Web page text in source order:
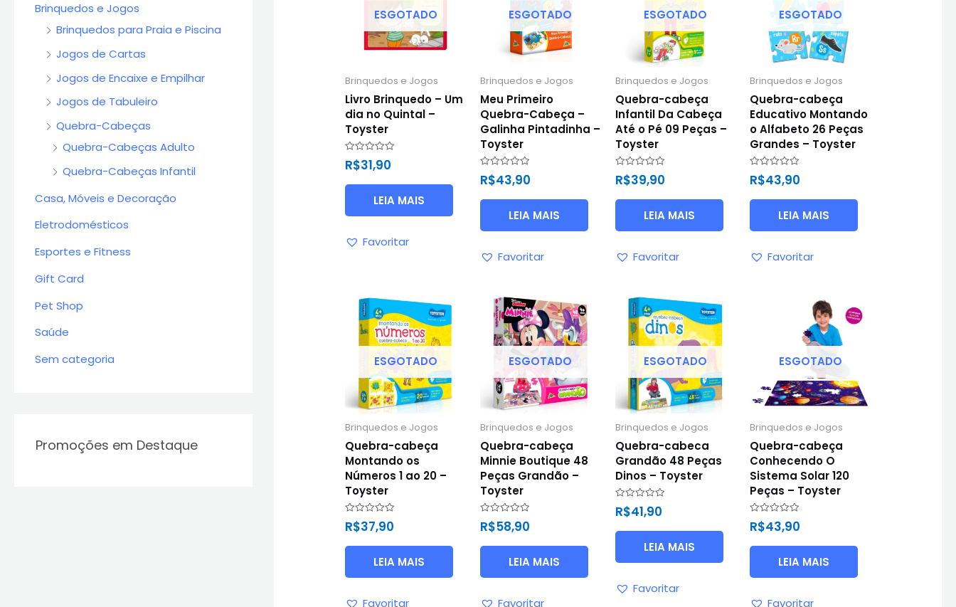
Brinquedos e Jogos
Brinquedos para Praia e Piscina
Jogos de Cartas
Jogos de Encaixe e Empilhar
Jogos de Tabuleiro
Quebra-Cabeças
Quebra-Cabeças Adulto
Quebra-Cabeças Infantil
Casa, Móveis e Decoração
Eletrodomésticos
Esportes e Fitness
Gift Card
Pet Shop
Saúde
Sem categoria
Promoções em Destaque
ESGOTADO
Brinquedos e Jogos
Livro Brinquedo – Um
dia no Quintal –
Toyster
Avaliação
0
5
R$31,90
LEIA MAIS
Favoritar
ESGOTADO
Brinquedos e Jogos
Meu Primeiro
Quebra-Cabeça –
Galinha Pintadinha –
Toyster
Avaliação
0
5
R$43,90
LEIA MAIS
Favoritar
ESGOTADO
Brinquedos e Jogos
Quebra-cabeça
Infantil Da Cabeça
Até o Pé 09 Peças –
Toyster
Avaliação
0
5
R$39,90
LEIA MAIS
Favoritar
ESGOTADO
Brinquedos e Jogos
Quebra-cabeça
Educativo Montando
o Alfabeto 26 Peças
Grandes – Toyster
Avaliação
0
5
R$43,90
LEIA MAIS
Favoritar
ESGOTADO
Brinquedos e Jogos
Quebra-cabeça
Montando os
Números 1 ao 20 –
Toyster
Avaliação
0
5
R$37,90
LEIA MAIS
Favoritar
ESGOTADO
Brinquedos e Jogos
Quebra-cabeça
Minnie Boutique 48
Peças Grandão –
Toyster
Avaliação
0
5
R$58,90
LEIA MAIS
Favoritar
ESGOTADO
Brinquedos e Jogos
Quebra-cabeca
Grandão 48 Peças
Dinos – Toyster
Avaliação
0
5
R$41,90
LEIA MAIS
Favoritar
ESGOTADO
Brinquedos e Jogos
Quebra-cabeça
Conhecendo O
Sistema Solar 120
Peças – Toyster
Avaliação
0
5
R$43,90
LEIA MAIS
Favoritar